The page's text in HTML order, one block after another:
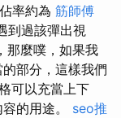
率約為 筋師傅
到過該彈出視
那麼噗，如果我
部分，這樣我們
可以充當上下
的用途。 seo推